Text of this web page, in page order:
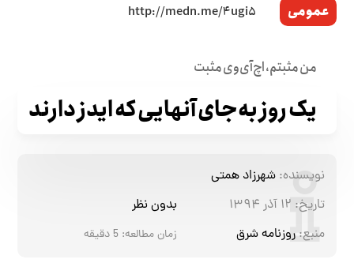
عمومی
من مثبتم، اچ‌آی‌وی مثبت
یک روز به‌جای آنهایی که ایدز دارند
نویسنده: شهرزاد همتی
تاریخ: ۱۲ آذر ۱۳۹۴
بدون نظر
منبع: روزنامه شرق زمان مطالعه: 5 دقیقه